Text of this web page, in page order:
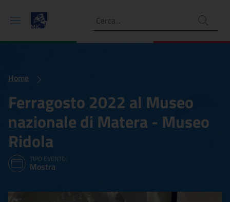
Ricerca
Home
Ferragosto 2022 al Museo
nazionale di Matera - Museo
Ridola
TIPO EVENTO:
Mostra